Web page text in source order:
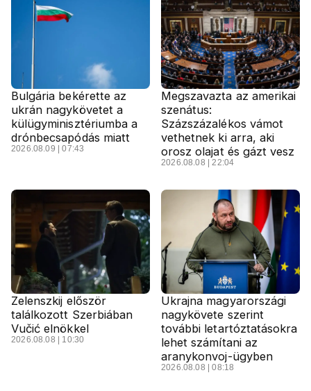
Bulgária bekérette az
ukrán nagykövetet a
külügyminisztériumba a
drónbecsapódás miatt
2026.08.09 | 07:43
Megszavazta az amerikai
szenátus:
Százszázalékos vámot
vethetnek ki arra, aki
orosz olajat és gázt vesz
2026.08.08 | 22:04
Zelenszkij először
találkozott Szerbiában
Vučić elnökkel
2026.08.08 | 10:30
Ukrajna magyarországi
nagykövete szerint
további letartóztatásokra
lehet számítani az
aranykonvoj-ügyben
2026.08.08 | 08:18